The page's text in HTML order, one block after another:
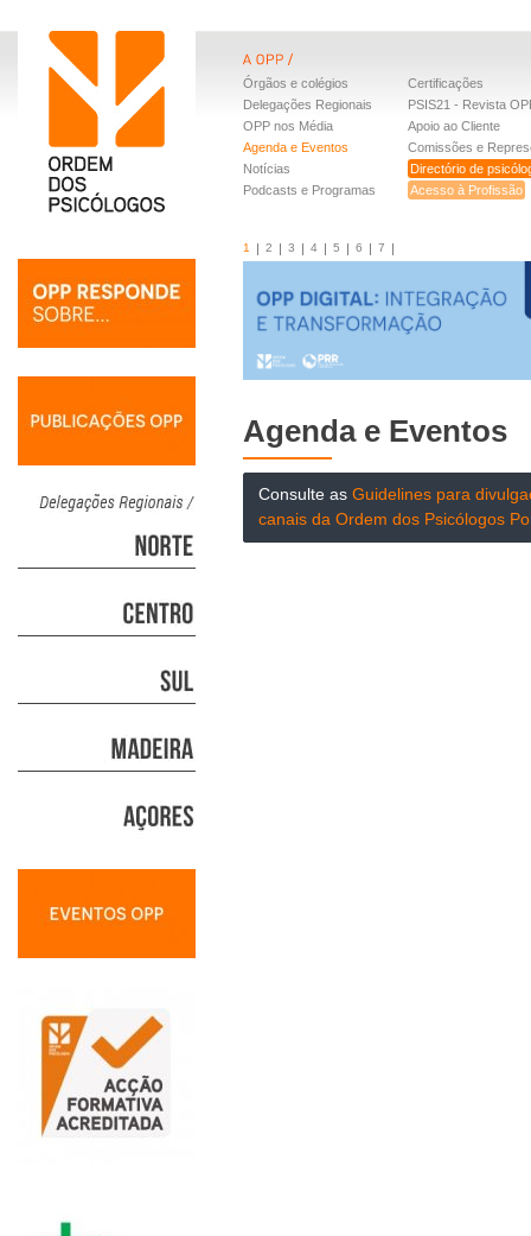
Órgãos e colégios
Delegações Regionais
OPP nos Média
Agenda e Eventos
Notícias
Podcasts e Programas
Certificações
PSIS21 - Revista
Apoio ao Cliente
Comissões e
Directório de
Acesso à Profissão
1 2 3 4 5 6 7
Agenda e Eventos
Consulte as Guidelines para
canais da Ordem dos Psicólogos